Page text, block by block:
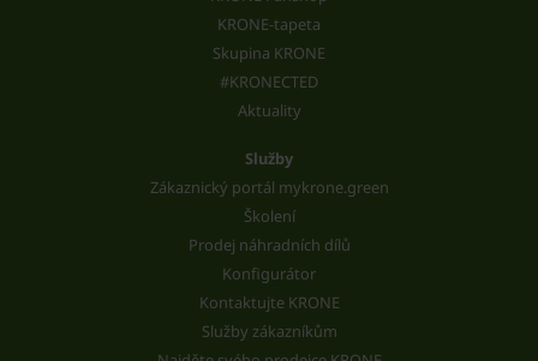
KRONE-tapeta
Skupina KRONE
#KRONECTED
Aktuality
Služby
Zákaznický portál mykrone.green
Školení
Prodej náhradních dílů
Konfigurátor
Kontaktujte KRONE
Služby zákazníkům